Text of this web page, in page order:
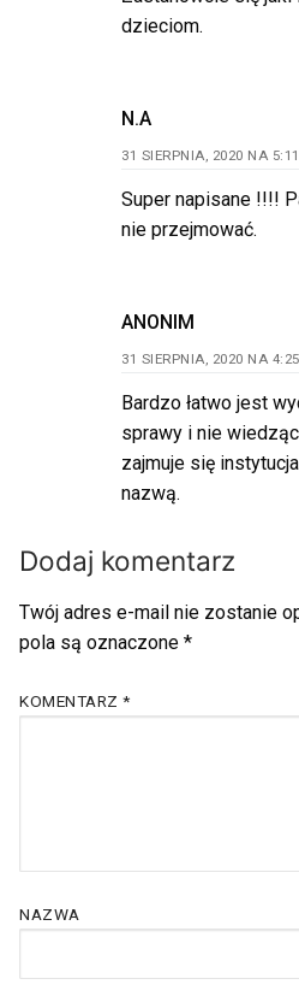
dzieciom.
N.A
31 SIERPNIA, 2020 NA
Super napisane !!!!
nie przejmować.
ANONIM
31 SIERPNIA, 2020 NA
Bardzo łatwo jest
sprawy i nie
zajmuje się
nazwą.
Dodaj komentarz
Twój adres e-mail nie zostanie
pola są oznaczone *
KOMENTARZ *
NAZWA